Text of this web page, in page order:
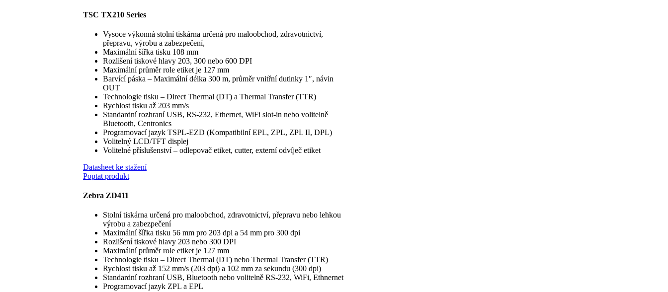
TSC TX210 Series
Vysoce výkonná stolní tiskárna určená pro maloobchod, zdravotnictví,
přepravu, výrobu a zabezpečení,
Maximální šířka tisku 108 mm
Rozlišení tiskové hlavy 203, 300 nebo 600 DPI
Maximální průměr role etiket je 127 mm
Barvící páska – Maximální délka 300 m, průměr vnitřní dutinky 1″, návin
OUT
Technologie tisku – Direct Thermal (DT) a Thermal Transfer (TTR)
Rychlost tisku až 203 mm/s
Standardní rozhraní USB, RS-232, Ethernet, WiFi slot-in nebo volitelně
Bluetooth, Centronics
Programovací jazyk TSPL-EZD (Kompatibilní EPL, ZPL, ZPL II, DPL)
Volitelný LCD/TFT displej
Volitelné příslušenství – odlepovač etiket, cutter, externí odvíječ etiket
Datasheet ke stažení
Poptat produkt
Zebra ZD411
Stolní tiskárna určená pro maloobchod, zdravotnictví, přepravu nebo lehkou
výrobu a zabezpečení
Maximální šířka tisku 56 mm pro 203 dpi a 54 mm pro 300 dpi
Rozlišení tiskové hlavy 203 nebo 300 DPI
Maximální průměr role etiket je 127 mm
Technologie tisku – Direct Thermal (DT) nebo Thermal Transfer (TTR)
Rychlost tisku až 152 mm/s (203 dpi) a 102 mm za sekundu (300 dpi)
Standardní rozhraní USB, Bluetooth nebo volitelně RS-232, WiFi, Ethnernet
Programovací jazyk ZPL a EPL